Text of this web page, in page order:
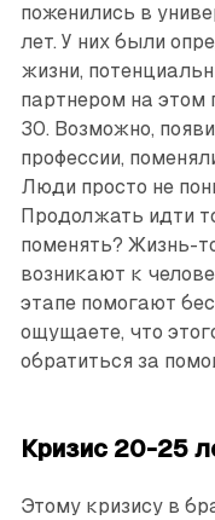
поженились в
лет. У них были
жизни,
партнером на этом
30. Возможно,
профессии,
Люди просто не
Продолжать идти
поменять? Жизнь-
возникают к
этапе помогают
ощущаете, что
обратиться за
Кризис 20-25
Этому кризису в